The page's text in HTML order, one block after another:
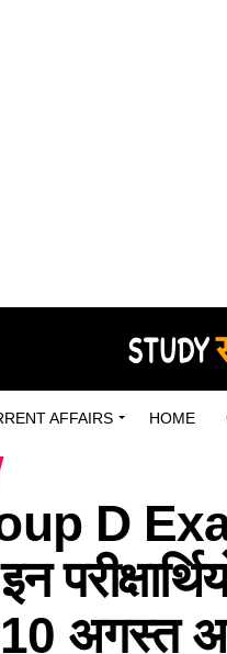
AFFAIRS HOME
D
अगस्त